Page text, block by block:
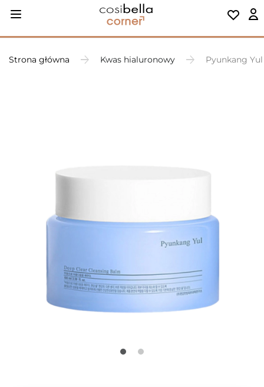
Strona główna Kwas hialuronowy Pyunkang